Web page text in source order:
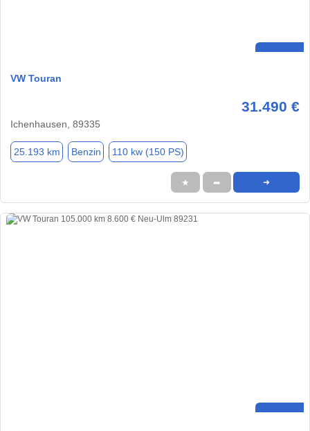
VW Touran
31.490 €
Ichenhausen, 89335
25.193 km Benzin 110 kw (150 PS)
★ ➦ ➜